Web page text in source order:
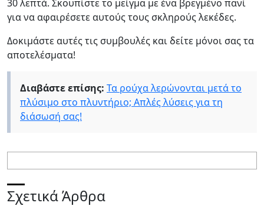
30 λεπτά. Σκουπίστε το μείγμα με ένα βρεγμένο πανί
για να αφαιρέσετε αυτούς τους σκληρούς λεκέδες.
Δοκιμάστε αυτές τις συμβουλές και δείτε μόνοι σας τα
αποτελέσματα!
Διαβάστε επίσης: Τα ρούχα λερώνονται μετά το
πλύσιμο στο πλυντήριο; Απλές λύσεις για τη
διάσωσή σας!
Σχετικά Άρθρα